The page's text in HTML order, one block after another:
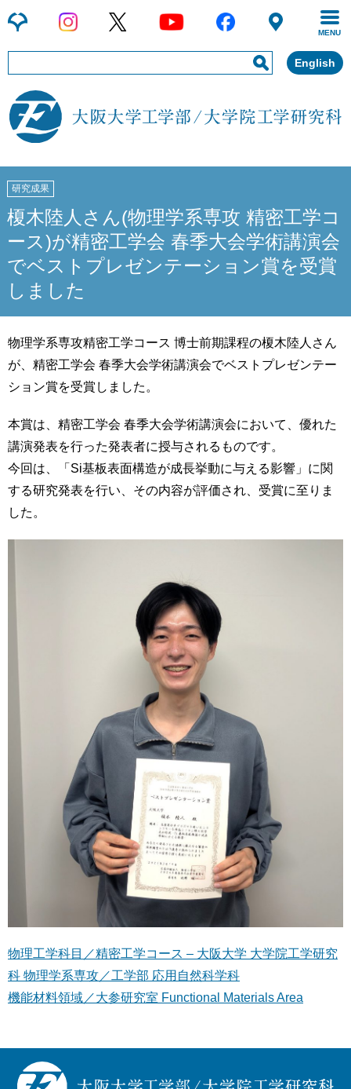
MENU
English
研究成果
榎木陸人さん(物理学系専攻 精密工学コ
ース)が精密工学会 春季大会学術講演会
でベストプレゼンテーション賞を受賞
しました
物理学系専攻精密工学コース 博士前期課程の榎木陸人さん
が、精密工学会 春季大会学術講演会でベストプレゼンテー
ション賞を受賞しました。
本賞は、精密工学会 春季大会学術講演会において、優れた
講演発表を行った発表者に授与されるものです。
今回は、「Si基板表面構造が成長挙動に与える影響」に関
する研究発表を行い、その内容が評価され、受賞に至りま
した。
物理工学科目／精密工学コース – 大阪大学 大学院工学研究
科 物理学系専攻／工学部 応用自然科学科
機能材料領域／大参研究室 Functional Materials Area